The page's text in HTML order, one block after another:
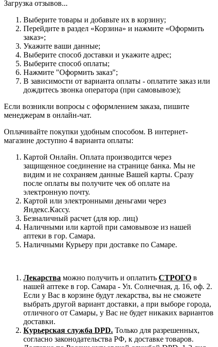
Загрузка отзывов...
Выберите товары и добавьте их в корзину;
Перейдите в раздел «Корзина» и нажмите «Оформить
заказ»;
Укажите ваши данные;
Выберите способ доставки и укажите адрес;
Выберите способ оплаты;
Нажмите "Оформить заказ";
В зависимости от варианта оплаты - оплатите заказ или
дождитесь звонка оператора (при самовывозе);
Если возникли вопросы с оформлением заказа, пишите
менеджерам в онлайн-чат.
Оплачивайте покупки удобным способом. В интернет-
магазине доступно 4 варианта оплаты:
Картой Онлайн. Оплата производится через
защищенное соединение на странице банка. Мы не
видим и не сохраняем данные Вашей карты. Сразу
после оплаты вы получите чек об оплате на
электронную почту.
Картой или электронными деньгами через
Яндекс.Кассу.
Безналичный расчет (для юр. лиц)
Наличными или картой при самовывозе из нашей
аптеки в гор. Самара.
Наличными Курьеру при доставке по Самаре.
Лекарства можно получить и оплатить СТРОГО в
нашей аптеке в гор. Самара - Ул. Солнечная, д. 16, оф. 2.
Если у Вас в корзине будут лекарства, вы не сможете
выбрать другой вариант доставки, а при выборе города,
отличного от Самары, у Вас не будет никаких вариантов
доставки.
Курьерская служба DPD. Только для разрешенных,
согласно законодательства РФ, к доставке товаров.